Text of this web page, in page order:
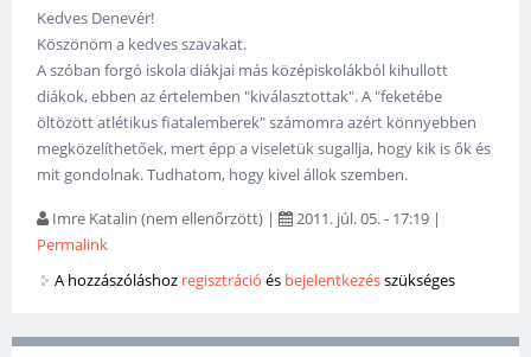
Kedves Denevér!
Köszönöm a kedves szavakat.
A szóban forgó iskola diákjai más középiskolákból kihullott
diákok, ebben az értelemben "kiválasztottak". A "feketébe
öltözött atlétikus fiatalemberek" számomra azért könnyebben
megközelíthetőek, mert épp a viseletük sugallja, hogy kik is ők és
mit gondolnak. Tudhatom, hogy kivel állok szemben.
Imre Katalin (nem ellenőrzött) | 2011. júl. 05. - 17:19 |
Permalink
A hozzászóláshoz regisztráció és bejelentkezésszükséges